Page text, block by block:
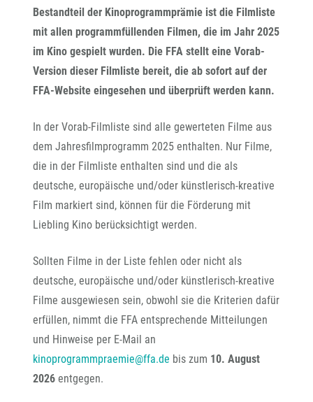
Bestandteil der Kinoprogrammprämie ist die Filmliste
mit allen programmfüllenden Filmen, die im Jahr 2025
im Kino gespielt wurden. Die FFA stellt eine Vorab-
Version dieser Filmliste bereit, die ab sofort auf der
FFA-Website eingesehen und überprüft werden kann.
In der Vorab-Filmliste sind alle gewerteten Filme aus
dem Jahresfilmprogramm 2025 enthalten. Nur Filme,
die in der Filmliste enthalten sind und die als
deutsche, europäische und/oder künstlerisch-kreative
Film markiert sind, können für die Förderung mit
Liebling Kino berücksichtigt werden.
Sollten Filme in der Liste fehlen oder nicht als
deutsche, europäische und/oder künstlerisch-kreative
Filme ausgewiesen sein, obwohl sie die Kriterien dafür
erfüllen, nimmt die FFA entsprechende Mitteilungen
und Hinweise per E-Mail an
kinoprogrammpraemie@ffa.de bis zum 10. August
2026 entgegen.